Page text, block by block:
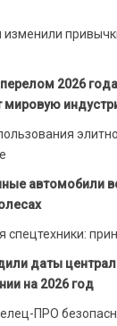
2026
мировую
автомобили
спецтехники:
даты
на 2026 год
ПРО